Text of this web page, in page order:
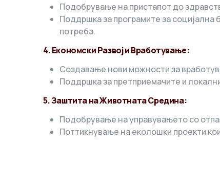
Подобрување на пристапот до
Поддршка за програмите за социјална
потреба.
4. Економски Развој и Вработување:
Создавање нови можности за
Поддршка за претприемачите и
5. Заштита на Животната Средина:
Подобрување на управувањето со
Поттикнување на еколошки проекти